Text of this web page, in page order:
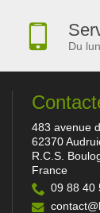
Du
483 avenue
62370
R.C.S.
France
09 88 40